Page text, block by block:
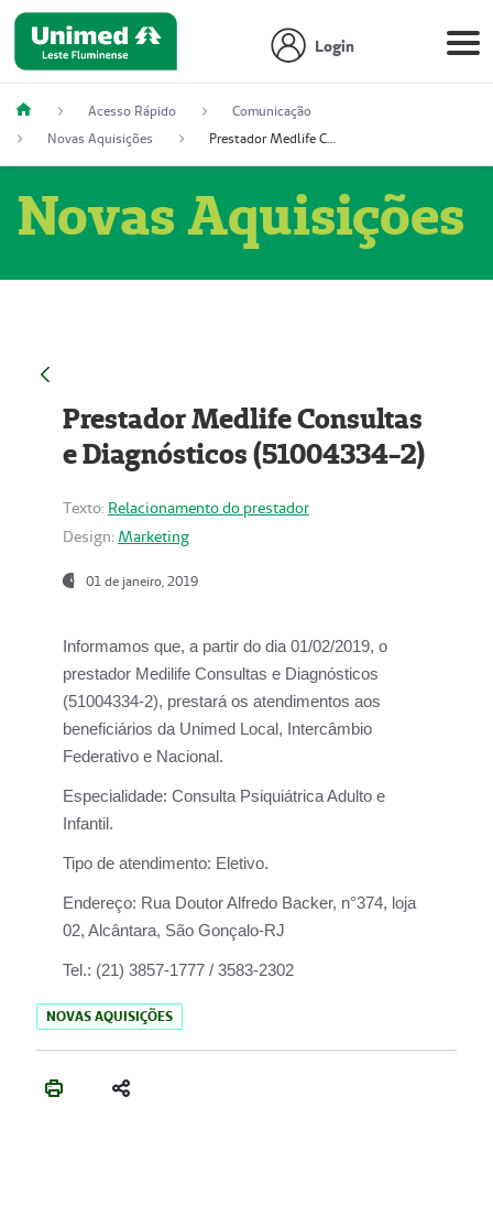
Login
Acesso Rápido
Comunicação
Novas Aquisições
Prestador Medlife Consultas e Diagnósticos (51004334-2)
Novas Aquisições
Prestador Medlife Consultas
e Diagnósticos (51004334-2)
Texto: Relacionamento do prestador
Design: Marketing
01 de janeiro, 2019
Informamos que, a partir do dia 01/02/2019, o
prestador Medilife Consultas e Diagnósticos
(51004334-2), prestará os atendimentos aos
beneficiários da Unimed Local, Intercâmbio
Federativo e Nacional.
Especialidade: Consulta Psiquiátrica Adulto e
Infantil.
Tipo de atendimento: Eletivo.
Endereço: Rua Doutor Alfredo Backer, n°374, loja
02, Alcântara, São Gonçalo-RJ
Tel.: (21) 3857-1777 / 3583-2302
NOVAS AQUISIÇÕES